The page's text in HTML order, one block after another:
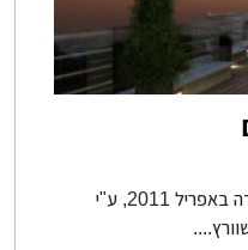
תימור שוורץ אדריכלים בע"מ נוסדה באפריל 2011, ע"י